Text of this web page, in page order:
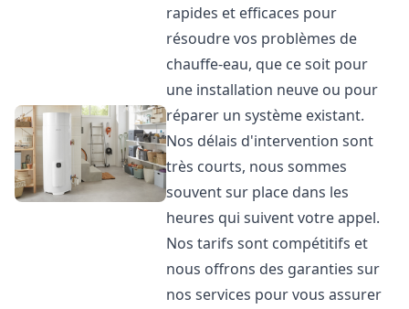
rapides et efficaces pour
résoudre vos problèmes de
chauffe-eau, que ce soit pour
une installation neuve ou pour
réparer un système existant.
Nos délais d'intervention sont
très courts, nous sommes
souvent sur place dans les
heures qui suivent votre appel.
Nos tarifs sont compétitifs et
nous offrons des garanties sur
nos services pour vous assurer